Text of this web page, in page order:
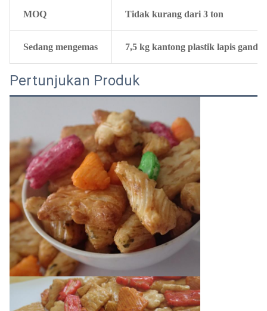
MOQ Tidak kurang dari 3 ton
Sedang mengemas 7,5 kg kantong plastik lapis ganda
Pertunjukan Produk